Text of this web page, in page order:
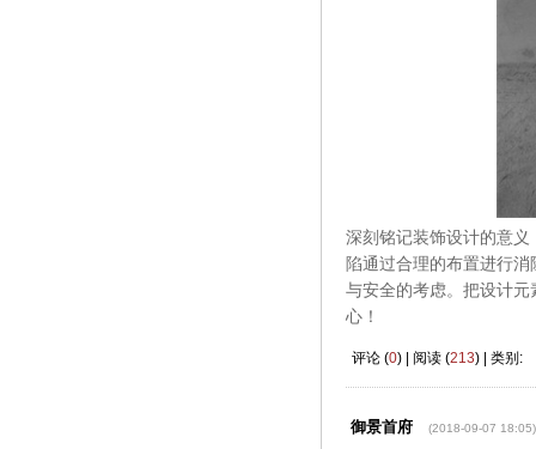
深刻铭记装饰设计的意
陷通过合理的布置进行
与安全的考虑。把设计
心！
评论 (0) | 阅读 (213) | 类别:
御景首府 (2018-09-07 18:05)